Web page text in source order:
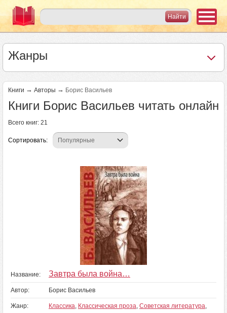
Жанры
Книги → Авторы → Борис Васильев
Книги Борис Васильев читать онлайн
Всего книг: 21
Сортировать:
Название: Завтра была война…
Автор: Борис Васильев
Жанр: Классика, Классическая проза, Советская литература,
Страницы